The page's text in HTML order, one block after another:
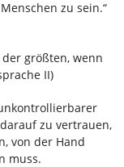
zu sein.“
größten, wenn
II)
zu vertrauen,
von der Hand
muss.